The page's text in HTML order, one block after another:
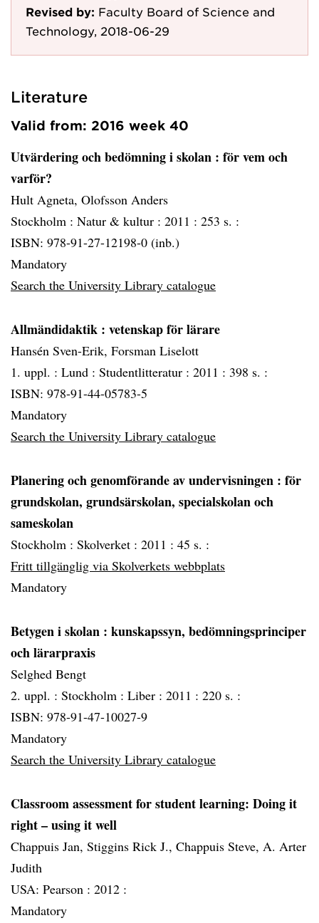
Revised by: Faculty Board of Science and
Technology, 2018-06-29
Literature
Valid from: 2016 week 40
Utvärdering och bedömning i skolan : för vem och
varför?
Hult Agneta, Olofsson Anders
Stockholm : Natur & kultur : 2011 : 253 s. :
ISBN: 978-91-27-12198-0 (inb.)
Mandatory
Search the University Library catalogue
Allmändidaktik : vetenskap för lärare
Hansén Sven-Erik, Forsman Liselott
1. uppl. : Lund : Studentlitteratur : 2011 : 398 s. :
ISBN: 978-91-44-05783-5
Mandatory
Search the University Library catalogue
Planering och genomförande av undervisningen : för
grundskolan, grundsärskolan, specialskolan och
sameskolan
Stockholm : Skolverket : 2011 : 45 s. :
Fritt tillgänglig via Skolverkets webbplats
Mandatory
Betygen i skolan : kunskapssyn, bedömningsprinciper
och lärarpraxis
Selghed Bengt
2. uppl. : Stockholm : Liber : 2011 : 220 s. :
ISBN: 978-91-47-10027-9
Mandatory
Search the University Library catalogue
Classroom assessment for student learning: Doing it
right – using it well
Chappuis Jan, Stiggins Rick J., Chappuis Steve, A. Arter
Judith
USA: Pearson : 2012 :
Mandatory